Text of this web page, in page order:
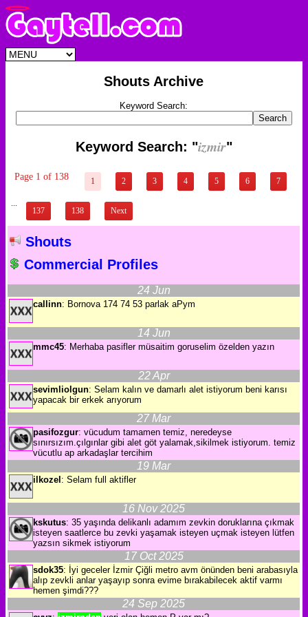
Shouts Archive
Keyword Search:
Keyword Search: "izmir"
Page 1 of 138 1 2 3 4 5 6 7
137 138 Next
Shouts
Commercial Profiles
24 Jun
callinn: Bornova 174 74 53 parlak aPym
14 Jun
mmc45: Merhaba pasifler müsaitim goruselim özelden yazın
22 Apr
sevimliolgun: Selam kalın ve damarlı alet istiyorum beni karısı
yapacak bir erkek arıyorum
27 Mar
pasifozgur: vücudum tamamen temiz, neredeyse
sınırsızım.çılgınl​ar gibi alet göt yalamak,sikilmek istiyorum. temiz
vücutlu ap arkadaşlar tercihim
19 Mar
ilkozel: Selam full aktifler
16 Nov 2025
kskutus: 35 yaşında delikanlı adamım zevkin doruklarına çıkmak
isteyen saatlerce bu zevki yaşamak isteyen uçmak isteyen lütfen
yazsın sikmek istiyorum
17 Oct 2025
sdok35: İyi geceler İzmir Çiğli metro avm önünden beni arabasıyla
alıp zevkli anlar yaşayıp sonra evime bırakabilecek aktif varmı
hemen şimdi???
24 Sep 2025